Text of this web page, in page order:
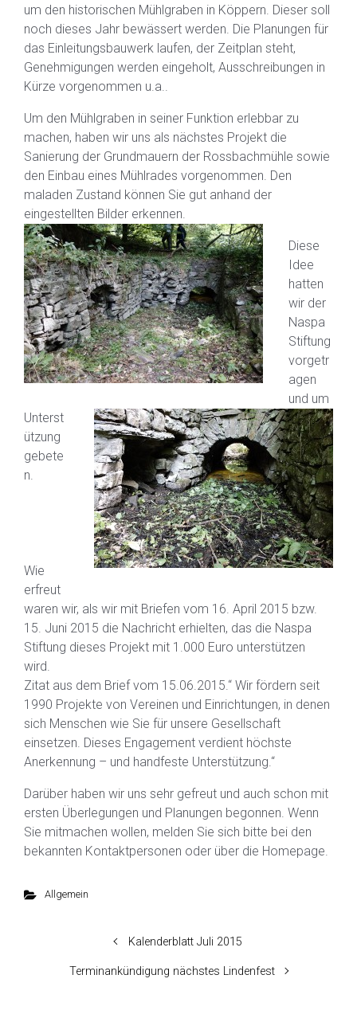
um den historischen Mühlgraben in Köppern. Dieser soll
noch dieses Jahr bewässert werden. Die Planungen für
das Einleitungsbauwerk laufen, der Zeitplan steht,
Genehmigungen werden eingeholt, Ausschreibungen in
Kürze vorgenommen u.a..
Um den Mühlgraben in seiner Funktion erlebbar zu
machen, haben wir uns als nächstes Projekt die
Sanierung der Grundmauern der Rossbachmühle sowie
den Einbau eines Mühlrades vorgenommen. Den
maladen Zustand können Sie gut anhand der
eingestellten Bilder erkennen.
Diese
Idee
hatten
wir der
Naspa
Stiftung
vorgetr
agen
und um
Unterst
ützung
gebete
n.
Wie
erfreut
waren wir, als wir mit Briefen vom 16. April 2015 bzw.
15. Juni 2015 die Nachricht erhielten, das die Naspa
Stiftung dieses Projekt mit 1.000 Euro unterstützen
wird.
Zitat aus dem Brief vom 15.06.2015.“ Wir fördern seit
1990 Projekte von Vereinen und Einrichtungen, in denen
sich Menschen wie Sie für unsere Gesellschaft
einsetzen. Dieses Engagement verdient höchste
Anerkennung – und handfeste Unterstützung.“
Darüber haben wir uns sehr gefreut und auch schon mit
ersten Überlegungen und Planungen begonnen. Wenn
Sie mitmachen wollen, melden Sie sich bitte bei den
bekannten Kontaktpersonen oder über die Homepage.
Allgemein
Kalenderblatt Juli 2015
Terminankündigung nächstes Lindenfest